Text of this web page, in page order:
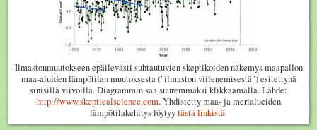
Ilmastonmuutokseen epäilevästi suhtautuvien skeptikoiden näkemys maapallon
maa-aluiden lämpötilan muutoksesta ("ilmaston viilenemisestä") esitettynä
sinisillä viivoilla. Diagrammin saa suuremmaksi klikkaamalla. Lähde:
http://www.skepticalscience.com. Yhdistetty maa- ja merialueiden
lämpötilakehitys löytyytästä linkistä.